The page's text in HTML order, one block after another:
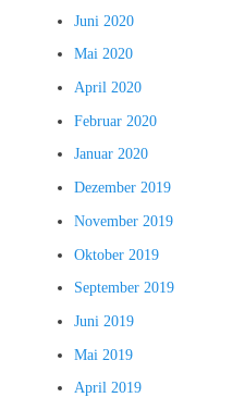
Juni 2020
Mai 2020
April 2020
Februar 2020
Januar 2020
Dezember 2019
November 2019
Oktober 2019
September 2019
Juni 2019
Mai 2019
April 2019